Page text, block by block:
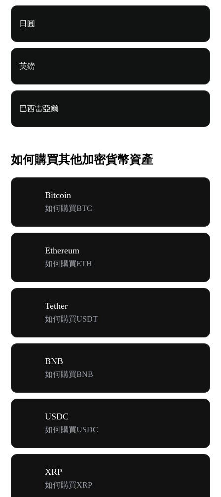
日圓
英鎊
巴西雷亞爾
如何購買其他加密貨幣資產
Bitcoin
如何購買BTC
Ethereum
如何購買ETH
Tether
如何購買USDT
BNB
如何購買BNB
USDC
如何購買USDC
XRP
如何購買XRP